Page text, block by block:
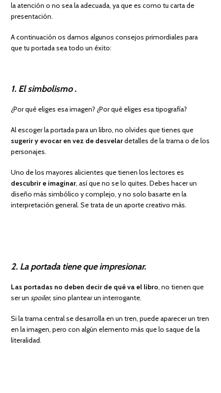
la atención o no sea la adecuada, ya que es como tu carta de
presentación.
A continuación os damos algunos consejos primordiales para
que tu portada sea todo un éxito:
1. El simbolismo .
¿Por qué eliges esa imagen? ¿Por qué eliges esa tipografía?
Al escoger la portada para un libro, no olvides que tienes que
sugerir y evocar en vez de desvelardetalles de la trama o de los
personajes.
Uno de los mayores alicientes que tienen los lectores es
descubrir e imaginar, así que no se lo quites. Debes hacer un
diseño más simbólico y complejo, y no solo basarte en la
interpretación general. Se trata de un aporte creativo más.
2. La portada tiene que impresionar.
Las portadas no deben decir de qué va el libro, no tienen que
ser unspoiler, sino plantear un interrogante.
Si la trama central se desarrolla en un tren, puede aparecer un tren
en la imagen, pero con algún elemento más que lo saque de la
literalidad.